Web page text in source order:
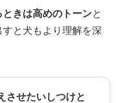
きは高めのトーンと
と犬もより理解を深
させたいしつけと